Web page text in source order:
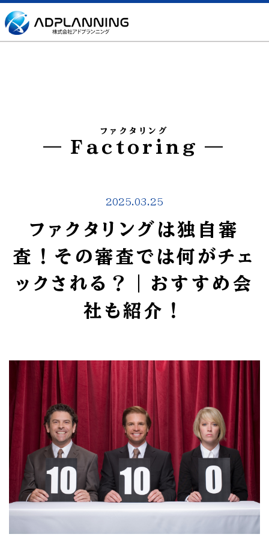
ファクタリング
Factoring
2025.03.25
ファクタリングは独自審
査！その審査では何がチェ
ックされる？｜おすすめ会
社も紹介！